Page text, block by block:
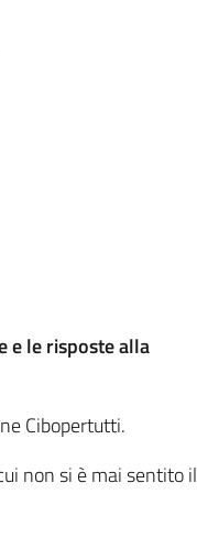
e le risposte alla
Cibopertutti.
non si è mai sentito il